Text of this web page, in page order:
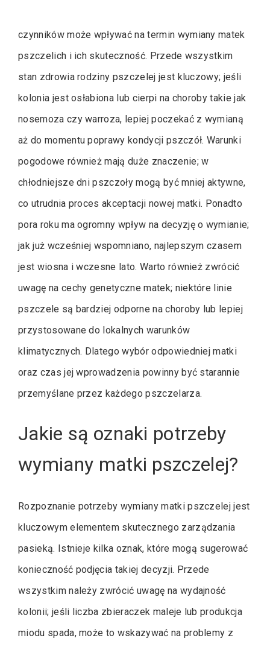
czynników może wpływać na termin wymiany matek
pszczelich i ich skuteczność. Przede wszystkim
stan zdrowia rodziny pszczelej jest kluczowy; jeśli
kolonia jest osłabiona lub cierpi na choroby takie jak
nosemoza czy warroza, lepiej poczekać z wymianą
aż do momentu poprawy kondycji pszczół. Warunki
pogodowe również mają duże znaczenie; w
chłodniejsze dni pszczoły mogą być mniej aktywne,
co utrudnia proces akceptacji nowej matki. Ponadto
pora roku ma ogromny wpływ na decyzję o wymianie;
jak już wcześniej wspomniano, najlepszym czasem
jest wiosna i wczesne lato. Warto również zwrócić
uwagę na cechy genetyczne matek; niektóre linie
pszczele są bardziej odporne na choroby lub lepiej
przystosowane do lokalnych warunków
klimatycznych. Dlatego wybór odpowiedniej matki
oraz czas jej wprowadzenia powinny być starannie
przemyślane przez każdego pszczelarza.
Jakie są oznaki potrzeby
wymiany matki pszczelej?
Rozpoznanie potrzeby wymiany matki pszczelej jest
kluczowym elementem skutecznego zarządzania
pasieką. Istnieje kilka oznak, które mogą sugerować
konieczność podjęcia takiej decyzji. Przede
wszystkim należy zwrócić uwagę na wydajność
kolonii; jeśli liczba zbieraczek maleje lub produkcja
miodu spada, może to wskazywać na problemy z